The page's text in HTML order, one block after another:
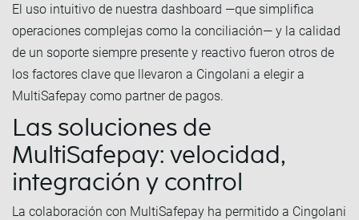
El uso intuitivo de nuestra dashboard —que simplifica
operaciones complejas como la conciliación— y la calidad
de un soporte siempre presente y reactivo fueron otros de
los factores clave que llevaron a Cingolani a elegir a
MultiSafepay como partner de pagos.
Las soluciones de
MultiSafepay: velocidad,
integración y control
La colaboración con MultiSafepay ha permitido a Cingolani